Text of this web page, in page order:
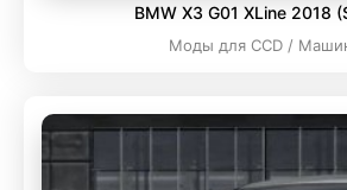
BMW X3 G01 XLine 2018
Моды для CCD /